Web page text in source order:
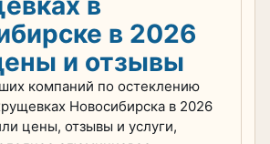
в 2026
и отзывы
компаний по остеклению
Новосибирска в 2026
цены, отзывы и услуги,